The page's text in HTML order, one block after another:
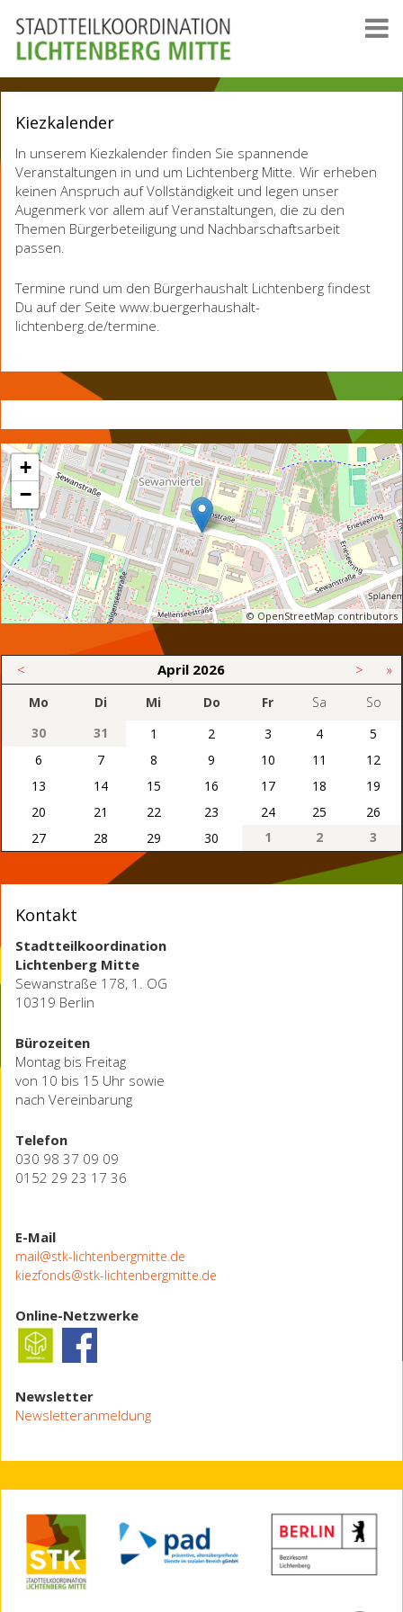
Kiezkalender
In unserem Kiezkalender finden Sie spannende
Veranstaltungen in und um Lichtenberg Mitte. Wir erheben
keinen Anspruch auf Vollständigkeit und legen unser
Augenmerk vor allem auf Veranstaltungen, die zu den
Themen Bürgerbeteiligung und Nachbarschaftsarbeit
passen.
Termine rund um den Bürgerhaushalt Lichtenberg findest
Du auf der Seite www.buergerhaushalt-
lichtenberg.de/termine.
+
−
© OpenStreetMap contributors
< April 2026 > »
Mo Di Mi Do Fr Sa
So
30
31 1 2 3 4
5
6
7 8 9 10 11
12
13
14 15 16 17 18
19
20
21 22 23 24 25
26
27
28 29 30 1 2 3
Kontakt
Stadtteilkoordination
Lichtenberg Mitte
Sewanstraße 178, 1. OG
10319 Berlin
Bürozeiten
Montag bis Freitag
von 10 bis 15 Uhr sowie
nach Vereinbarung
Telefon
030 98 37 09 09
0152 29 23 17 36
E-Mail
mail@stk-lichtenbergmitte.de
kiezfonds@stk-lichtenbergmitte.de
Online-Netzwerke
Newsletter
Newsletteranmeldung